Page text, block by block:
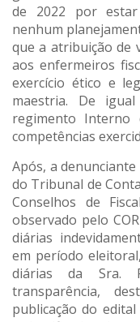
de 2022 por
nenhum
que a atribuição de
aos enfermeiros
exercício ético e
maestria. De
regimento Interno
competências
Após, a
do Tribunal de
Conselhos de
observado pelo
diárias
em período
diárias da Sra.
transparência,
publicação do